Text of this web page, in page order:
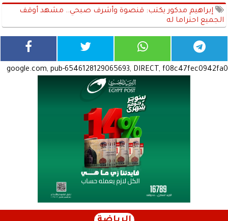
إبراهيم مدكور يكتب: قنصوة وأشرف صبحي.. مشهد أوقف
الجميع احتراما له
google.com, pub-6546128129065693, DIRECT, f08c47fec0942fa0